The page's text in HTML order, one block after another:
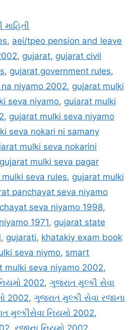
માહિતી
, aei/tpeo pension and leave
, gujarat, gujarat civil
, gujarat government rules,
niyamo 2002, gujarat mulki
seva niyamo, gujarat mulki
, gujarat mulki seva niyamo
seva nokari ni samany
mulki seva nokarini
gujarat mulki seva pagar
seva rules, gujarat mulki
panchayat seva niyamo
seva niyamo 1998,
1971, gujarat state
, gujarati, khatakiy exam book
seva niymo, smart
mulki seva niyamo 2002,
2002, ગુજરાત મુલ્કી સેવા
2002, ગુજરાત મુલ્કી સેવા રજાના
મુલ્કીસેવા નિયમો 2002,
રજાના નિયમો 2002